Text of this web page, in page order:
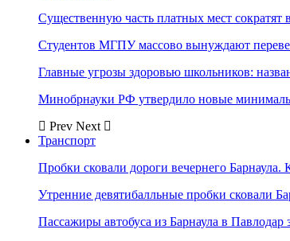
Существенную часть платных мест сократят
Студентов МГПУ массово вынуждают
Главные угрозы здоровью школьников:
Минобрнауки РФ утвердило новые
Prev Next
Транспорт
Пробки сковали дороги вечернего Барнаула.
Утренние девятибалльные пробки сковали
Пассажиры автобуса из Барнаула в Павлодар